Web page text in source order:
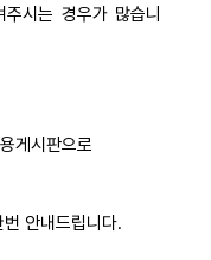
시는 경우가 많습니
게시판으로
안내드립니다.